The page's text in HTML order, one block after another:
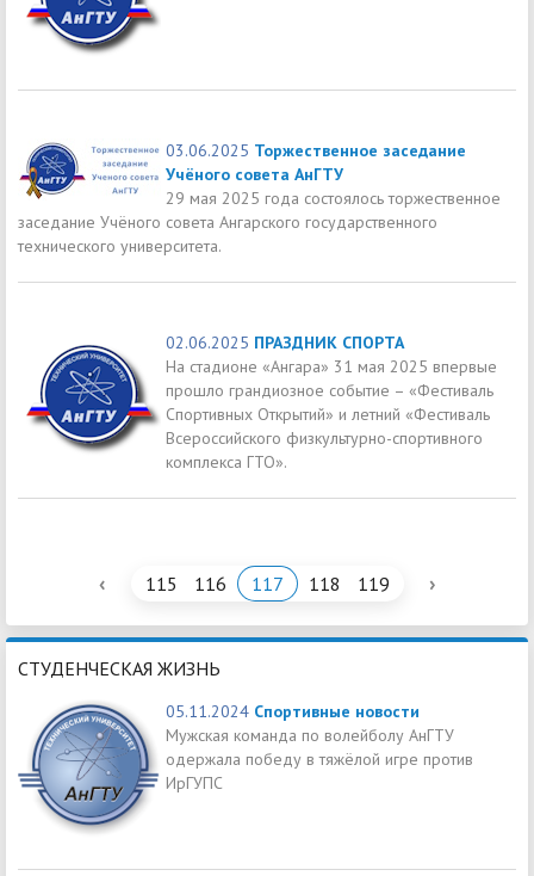
03.06.2025 Торжественное заседание
Учёного совета АнГТУ
29 мая 2025 года состоялось торжественное
заседание Учёного совета Ангарского государственного
технического университета.
02.06.2025 ПРАЗДНИК СПОРТА
На стадионе «Ангара» 31 мая 2025 впервые
прошло грандиозное событие – «Фестиваль
Спортивных Открытий» и летний «Фестиваль
Всероссийского физкультурно-спортивного
комплекса ГТО».
‹ 115 116 117 118 119 ›
СТУДЕНЧЕСКАЯ ЖИЗНЬ
05.11.2024 Спортивные новости
Мужская команда по волейболу АнГТУ
одержала победу в тяжёлой игре против
ИрГУПС